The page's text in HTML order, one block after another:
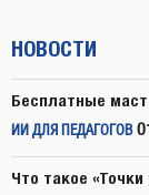
НОВОСТИ
Бесплатные
ИИ ДЛЯ ПЕДАГОГОВ
Что такое